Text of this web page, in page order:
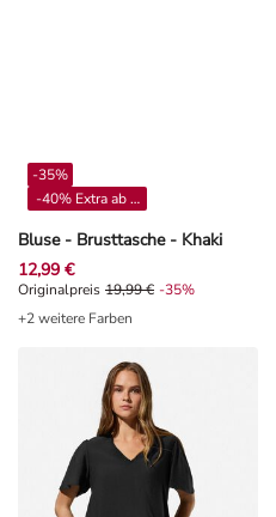
Bluse - Brusttasche - Khaki
-35%
-40% Extra ab 4**
12,99 €
Originalpreis 19,99 €, Rabat -35%
Originalpreis 19,99 € -35%
+2 weitere Farben